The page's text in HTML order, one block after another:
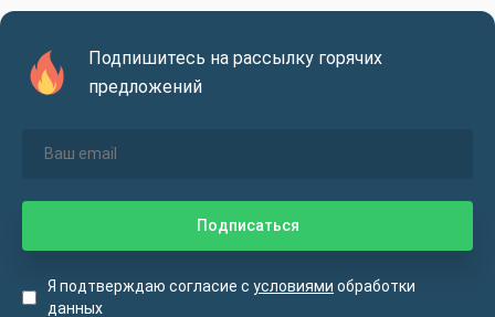
Подпишитесь на рассылку горячих
предложений
Я подтверждаю согласие с условиями обработки
данных